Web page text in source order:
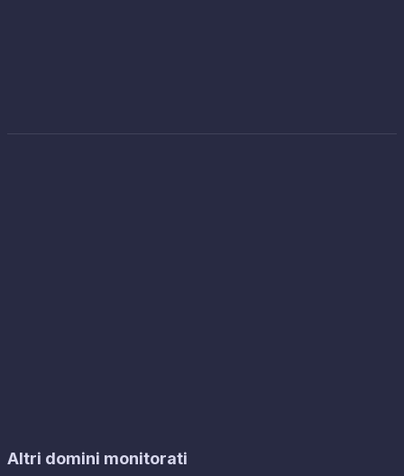
Altri domini monitorati